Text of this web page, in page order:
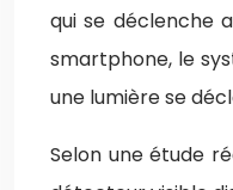
qui se déclenche
smartphone, le
une lumière se
Selon une étude